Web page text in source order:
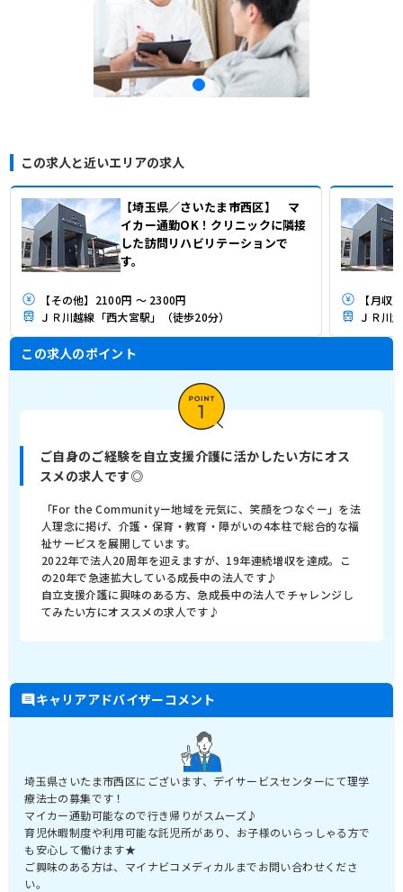
この求人と近いエリアの求人
【埼玉県／さいたま市西区】 マ
イカー通勤OK！クリニックに隣接
した訪問リハビリテーションで
す。
【その他】2100円 ～ 2300円
ＪＲ川越線「西大宮駅」（徒歩20分）
【月収
ＪＲ川
この求人のポイント
ご自身のご経験を自立支援介護に活かしたい方にオス
スメの求人です◎
「For the Communityー地域を元気に、笑顔をつなぐー」を法
人理念に掲げ、介護・保育・教育・障がいの4本柱で総合的な福
祉サービスを展開しています。
2022年で法人20周年を迎えますが、19年連続増収を達成。こ
の20年で急速拡大している成長中の法人です♪
自立支援介護に興味のある方、急成長中の法人でチャレンジし
てみたい方にオススメの求人です♪
キャリアアドバイザーコメント
埼玉県さいたま市西区にございます、デイサービスセンターにて理学
療法士の募集です！
マイカー通勤可能なので行き帰りがスムーズ♪
育児休暇制度や利用可能な託児所があり、お子様のいらっしゃる方で
も安心して働けます★
ご興味のある方は、マイナビコメディカルまでお問い合わせくださ
い。